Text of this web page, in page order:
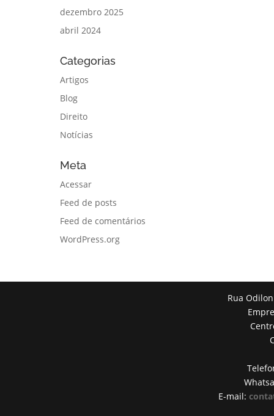
dezembro 2025
abril 2024
Categorias
Artigos
Blog
Direito
Notícias
Meta
Acessar
Feed de posts
Feed de comentários
WordPress.org
Rua
E-mail: